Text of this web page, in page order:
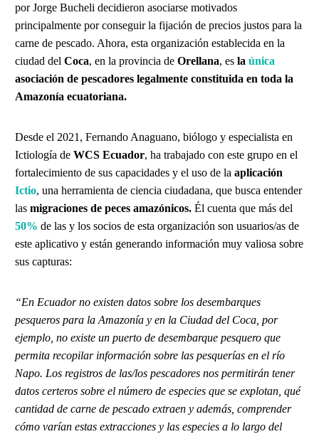
por Jorge Bucheli decidieron asociarse motivados
principalmente por conseguir la fijación de precios justos para la
carne de pescado. Ahora, esta organización establecida en la
ciudad del Coca, en la provincia de Orellana, es la única
asociación de pescadores legalmente constituida en toda la
Amazonía ecuatoriana.
Desde el 2021, Fernando Anaguano, biólogo y especialista en
Ictiología de WCS Ecuador, ha trabajado con este grupo en el
fortalecimiento de sus capacidades y el uso de la aplicación
Ictio, una herramienta de ciencia ciudadana, que busca entender
las migraciones de peces amazónicos. Él cuenta que más del
50% de las y los socios de esta organización son usuarios/as de
este aplicativo y están generando información muy valiosa sobre
sus capturas:
“En Ecuador no existen datos sobre los desembarques
pesqueros para la Amazonía y en la Ciudad del Coca, por
ejemplo, no existe un puerto de desembarque pesquero que
permita recopilar información sobre las pesquerías en el río
Napo. Los registros de las/los pescadores nos permitirán tener
datos certeros sobre el número de especies que se explotan, qué
cantidad de carne de pescado extraen y además, comprender
cómo varían estas extracciones y las especies a lo largo del